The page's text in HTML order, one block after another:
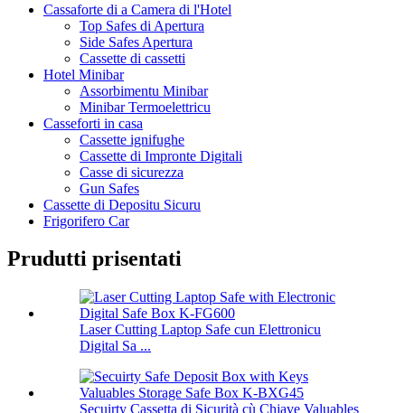
Cassaforte di a Camera di l'Hotel
Top Safes di Apertura
Side Safes Apertura
Cassette di cassetti
Hotel Minibar
Assorbimentu Minibar
Minibar Termoelettricu
Casseforti in casa
Cassette ignifughe
Cassette di Impronte Digitali
Casse di sicurezza
Gun Safes
Cassette di Depositu Sicuru
Frigorifero Car
Prudutti prisentati
Laser Cutting Laptop Safe cun Elettronicu
Digital Sa ...
Secuirty Cassetta di Sicurità cù Chjave Valuables